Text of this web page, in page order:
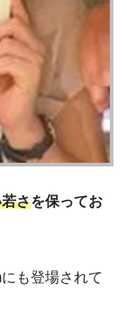
さを保ってお
も登場されて